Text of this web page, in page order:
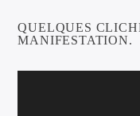
QUELQUES
MANIFESTATION.